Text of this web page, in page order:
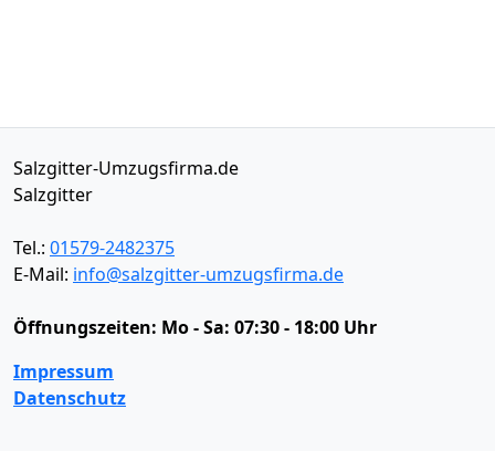
Salzgitter-Umzugsfirma.de
Salzgitter
Tel.: 01579-2482375
E-Mail: info@salzgitter-umzugsfirma.de
Öffnungszeiten: Mo - Sa: 07:30 - 18:00 Uhr
Impressum
Datenschutz